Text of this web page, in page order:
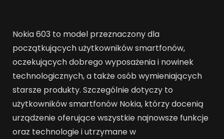
Nokia 603 to model przeznaczony dla
początkujących użytkowników smartfonów,
oczekujących dobrego wyposażenia i nowinek
technologicznych, a także osób wymieniających
starsze produkty. Szczególnie dotyczy to
użytkowników smartfonów Nokia, którzy docenią
urządzenie oferujące wszystkie najnowsze funkcje
oraz technologie i utrzymane w